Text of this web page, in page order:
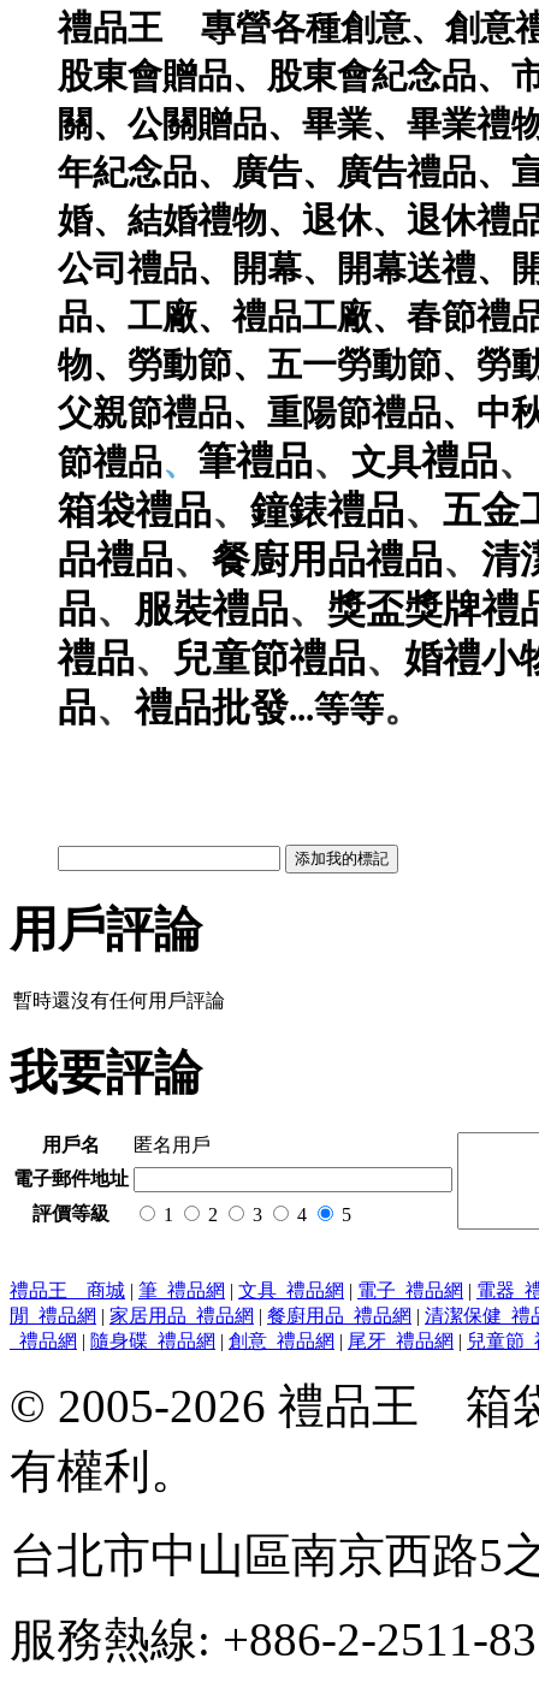
禮品王 專營各種創意、 創意
股東會贈品、 股東會紀念品、
關、 公關贈品、 畢業、 畢業禮
年紀念品、 廣告、 廣告禮品、
婚、 結婚禮物、 退休、 退休禮
公司禮品、 開幕、 開幕送禮、
品、 工廠、禮品工廠、 春節禮
物、 勞動節、 五一勞動節、 勞
父親節禮品、 重陽節禮品、 中
節禮品、 筆禮品、 文具禮品、
箱袋禮品、 鐘錶禮品、 五金
品禮品、 餐廚用品禮品、 清
品、 服裝禮品、 獎盃獎牌禮
禮品、 兒童節禮品、 婚禮小
品、禮品批發...等等。
用戶評論
暫時還沒有任何用戶評論
我要評論
用戶名
匿名用戶
電子郵件地址
評價等級
1 2 3 4 5
禮品王 商城 | 筆_禮品網 | 文具_禮品網 | 電子_禮品網 | 電器_
閒_禮品網 | 家居用品_禮品網 | 餐廚用品_禮品網 | 清潔保健_禮
_禮品網 | 隨身碟_禮品網 | 創意_禮品網 | 尾牙_禮品網 | 兒童節
© 2005-2026 禮品王 箱
有權利。
台北市中山區南京西路5
服務熱線: +886-2-